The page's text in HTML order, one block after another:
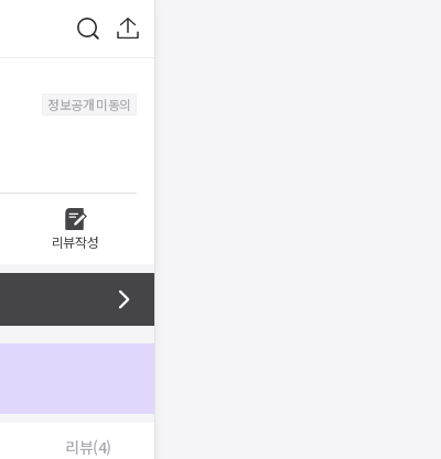
정보공개 미동의
리뷰작성
리뷰(4)